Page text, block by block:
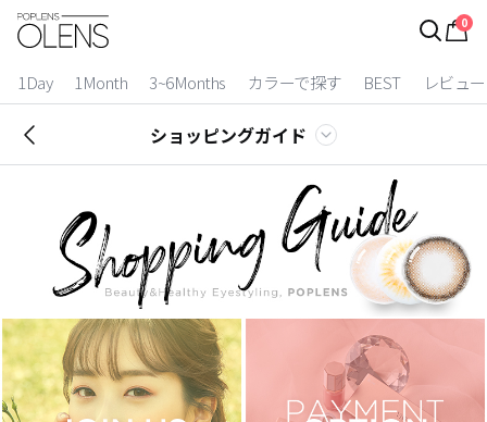
0
1Day 1Month 3~6Months カラーで探す BEST レビュー
ログイン
カラコン比較
今月限定特典
カラコン
1 Day
2 Weeks
1 Month
3~6 Months
ショッピングガイド